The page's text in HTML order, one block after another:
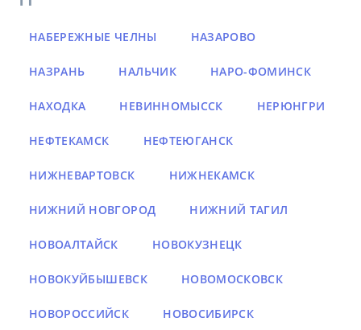
НАБЕРЕЖНЫЕ ЧЕЛНЫ НАЗАРОВО
НАЗРАНЬ НАЛЬЧИК НАРО-ФОМИНСК
НАХОДКА НЕВИННОМЫССК НЕРЮНГРИ
НЕФТЕКАМСК НЕФТЕЮГАНСК
НИЖНЕВАРТОВСК НИЖНЕКАМСК
НИЖНИЙ НОВГОРОД НИЖНИЙ ТАГИЛ
НОВОАЛТАЙСК НОВОКУЗНЕЦК
НОВОКУЙБЫШЕВСК НОВОМОСКОВСК
НОВОРОССИЙСК НОВОСИБИРСК